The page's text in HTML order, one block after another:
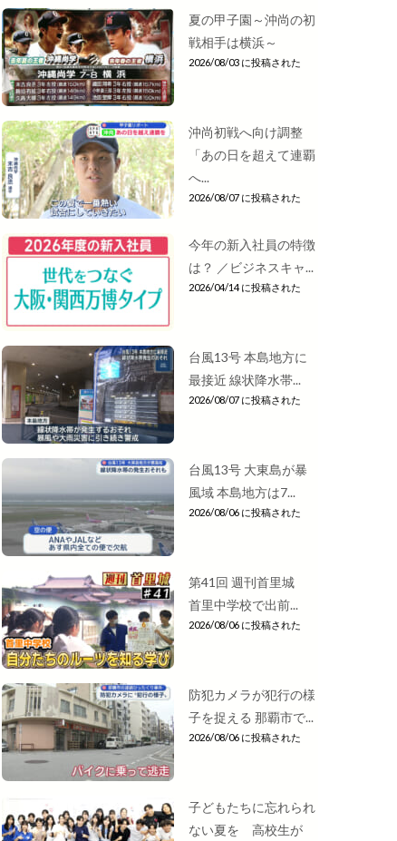
夏の甲子園～沖尚の初
戦相手は横浜～
2026/08/03 に投稿された
沖尚初戦へ向け調整
「あの日を超えて連覇
へ...
2026/08/07 に投稿された
今年の新入社員の特徴
は？ ／ビジネスキャ...
2026/04/14 に投稿された
台風13号 本島地方に
最接近 線状降水帯...
2026/08/07 に投稿された
台風13号 大東島が暴
風域 本島地方は7...
2026/08/06 に投稿された
第41回 週刊首里城
首里中学校で出前...
2026/08/06 に投稿された
防犯カメラが犯行の様
子を捉える 那覇市で...
2026/08/06 に投稿された
子どもたちに忘れられ
ない夏を 高校生が